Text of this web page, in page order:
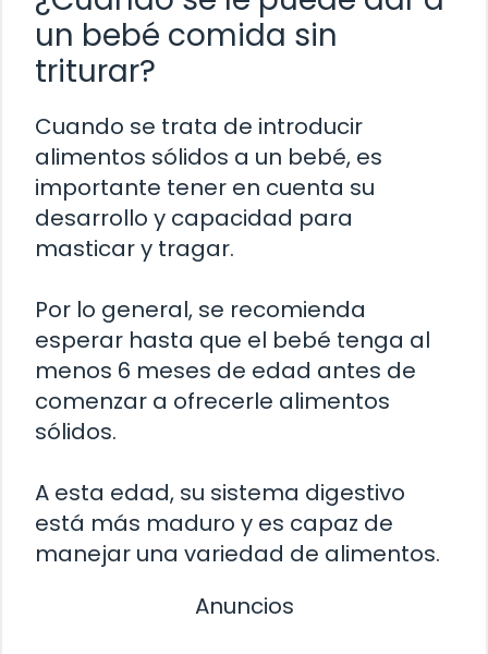
un bebé comida sin
triturar?
Cuando se trata de introducir
alimentos sólidos a un bebé, es
importante tener en cuenta su
desarrollo y capacidad para
masticar y tragar.
Por lo general, se recomienda
esperar hasta que el bebé tenga al
menos 6 meses de edad antes de
comenzar a ofrecerle alimentos
sólidos.
A esta edad, su sistema digestivo
está más maduro y es capaz de
manejar una variedad de alimentos.
Anuncios